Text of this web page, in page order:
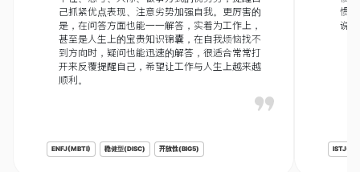
己抓紧优点表现、注意劣势加强自我。更厉害的
是，在问答方面也能一一解答，实着为工作上，
甚至是人生上的宝贵知识锦囊，在自我烦恼找不
到方向时，疑问也能迅速的解答，很适合常常打
开来反覆提醒自己，希望让工作与人生上越来越
顺利。
ENFJ(MBTI) 稳健型(DISC) 开放性(BIG5)
惯
说